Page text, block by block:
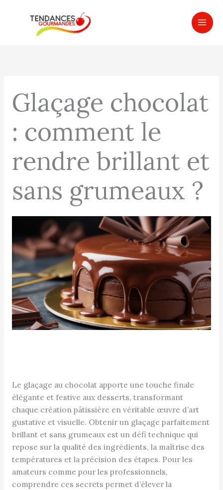
Glaçage chocolat
: comment le
rendre brillant et
sans grumeaux ?
Le glaçage au chocolat apporte une touche finale
élégante et festive aux desserts, transformant
chaque création pâtissière en véritable œuvre d’art
gustative et visuelle. Obtenir un glaçage parfaitement
brillant et sans grumeaux est un défi technique qui
repose sur la qualité des ingrédients, la maîtrise des
températures et la précision des étapes. Pour les
amateurs comme pour les professionnels,
comprendre ces secrets permet d’élever la